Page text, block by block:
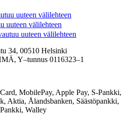
uuteen välilehteen
uuteen välilehteen
uuteen välilehteen
34, 00510 Helsinki
Y–tunnus 0116323–1
MobilePay, Apple Pay, S-Pankki,
Aktia, Ålandsbanken, Säästöpankki,
Walley